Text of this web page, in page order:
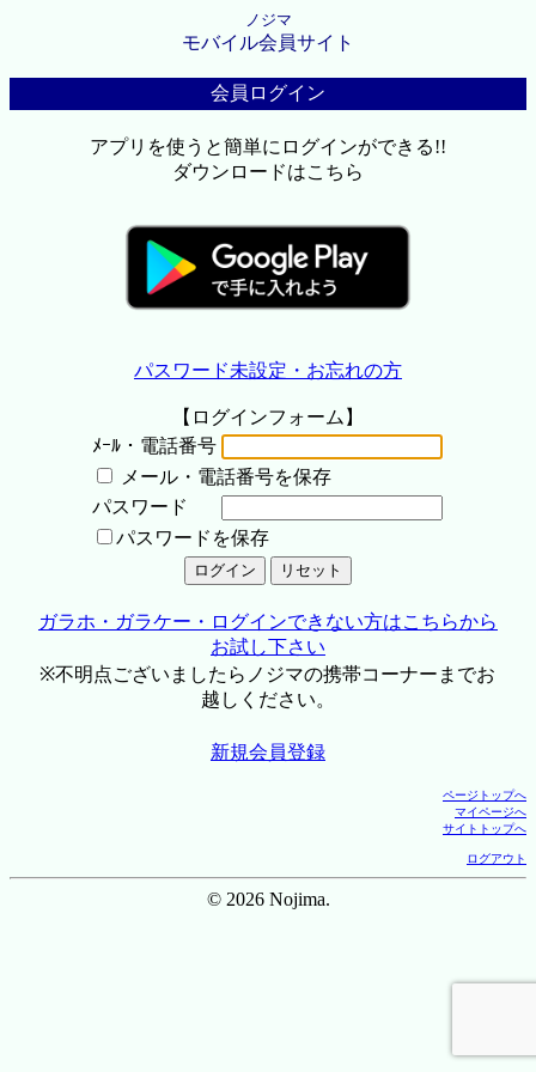
ノジマ
モバイル会員サイト
会員ログイン
アプリを使うと簡単にログインができる!!
ダウンロードはこちら
パスワード未設定・お忘れの方
【ログインフォーム】
ﾒｰﾙ・電話番号
メール・電話番号を保存
パスワード
パスワードを保存
ガラホ・ガラケー・ログインできない方はこちらから
お試し下さい
※不明点ございましたらノジマの携帯コーナーまでお
越しください。
新規会員登録
ページトップへ
マイページへ
サイトトップへ
ログアウト
© 2026 Nojima.